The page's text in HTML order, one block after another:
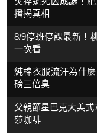
播揭真相
8/9停班停課最新！
一次看
純棉衣服流汗為什
磅三倍臭
父親節星巴克大美
莎咖啡